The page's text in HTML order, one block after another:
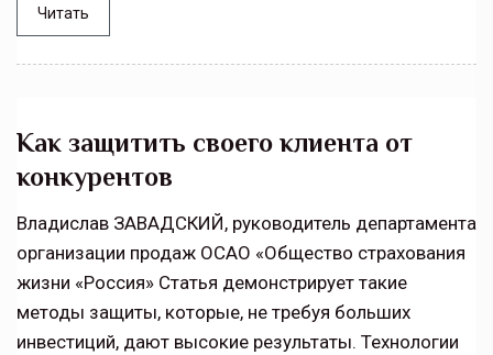
Читать
Как защитить своего клиента от
конкурентов
Владислав ЗАВАДСКИЙ, руководитель департамента
организации продаж ОСАО «Общество страхования
жизни «Россия» Статья демонстрирует такие
методы защиты, которые, не требуя больших
инвестиций, дают высокие результаты. Технологии